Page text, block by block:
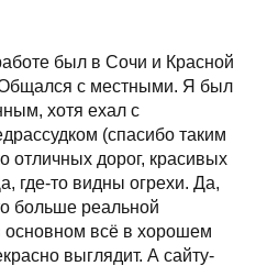
был в Сочи и Красной
с местными. Я был
хотя ехал с
(спасибо таким
отличных дорог, красивых
где-то видны огрехи. Да,
больше реальной
основном всё в хорошем
выглядит. А сайту-